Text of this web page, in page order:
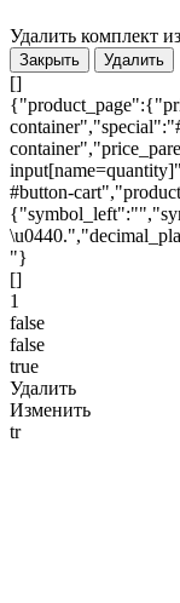
Удалить комплект
Закрыть Удалить
[]
#button-
"}
[]
1
false
false
true
Удалить
Изменить
tr